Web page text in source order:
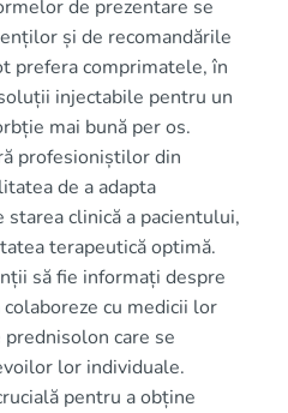
de prezentare se
și de recomandările
prefera comprimatele, în
injectabile pentru un
mai bună per os.
profesioniștilor din
de a adapta
clinică a pacientului,
terapeutică optimă.
să fie informați despre
cu medicii lor
care se
lor individuale.
pentru a obține